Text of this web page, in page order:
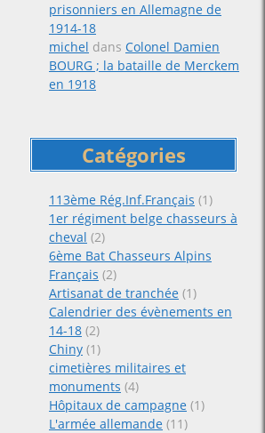
prisonniers en Allemagne de
1914-18
michel dans Colonel Damien
BOURG ; la bataille de Merckem
en 1918
Catégories
113ème Rég.Inf.Français (1)
1er régiment belge chasseurs à
cheval (2)
6ème Bat Chasseurs Alpins
Français (2)
Artisanat de tranchée (1)
Calendrier des évènements en
14-18 (2)
Chiny (1)
cimetières militaires et
monuments (4)
Hôpitaux de campagne (1)
L'armée allemande (11)